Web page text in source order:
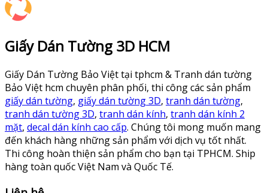
Giấy Dán Tường 3D HCM
Giấy Dán Tường Bảo Việt tại tphcm & Tranh dán tường
Bảo Việt hcm chuyên phân phối, thi công các sản phẩm
giấy dán tường, giấy dán tường 3D, tranh dán tường,
tranh dán tường 3D, tranh dán kính, tranh dán kính 2
mặt, decal dán kính cao cấp. Chúng tôi mong muốn mang
đến khách hàng những sản phẩm với dịch vụ tốt nhất.
Thi công hoàn thiện sản phẩm cho bạn tại TPHCM. Ship
hàng toàn quốc Việt Nam và Quốc Tế.